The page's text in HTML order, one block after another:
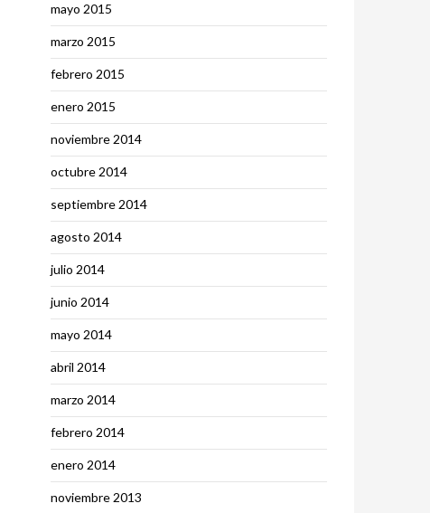
mayo 2015
marzo 2015
febrero 2015
enero 2015
noviembre 2014
octubre 2014
septiembre 2014
agosto 2014
julio 2014
junio 2014
mayo 2014
abril 2014
marzo 2014
febrero 2014
enero 2014
noviembre 2013